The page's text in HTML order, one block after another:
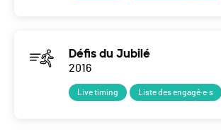
Défis du Jubilé
2016
Live timing Liste des engagé·e·s